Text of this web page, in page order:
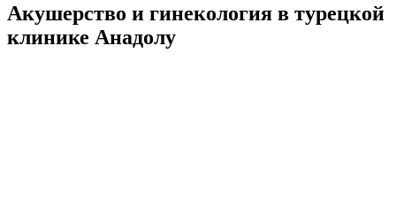
Акушерство и гинекология в турецкой
клинике Анадолу